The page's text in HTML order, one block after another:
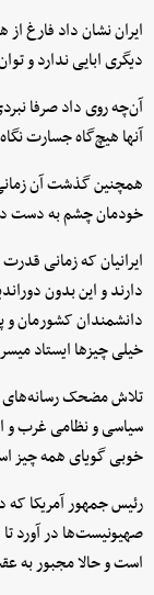
ایران نشان داد فارغ
دیگری ابایی ندارد و
آن‌چه روی داد صرفا
آنها هیچ‌گاه جسارت
همچنین گذشت آن
خودمان چشم به دست
ایرانیان که زمانی
دارند و این بدون
دانشمندان کشورمان و
خیلی چیز‌ها ایستاد
تلاش مضحک رسانه‌های
سیاسی و نظامی غرب و
خوبی گویای همه چیز
رئیس جمهور آمریکا که
صهیونیست‌ها در آورد
است و حالا مجبور به